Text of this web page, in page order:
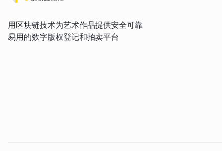
用区块链技术为艺术作品提供安全可靠
易用的数字版权登记和拍卖平台